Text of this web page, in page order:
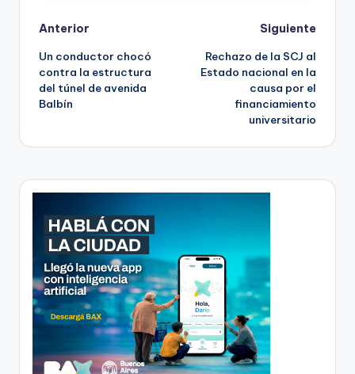
Post
navigation
Anterior
Un conductor chocó
contra la estructura
del túnel de avenida
Balbín
Siguiente
Rechazo de la SCJ al
Estado nacional en la
causa por el
financiamiento
universitario